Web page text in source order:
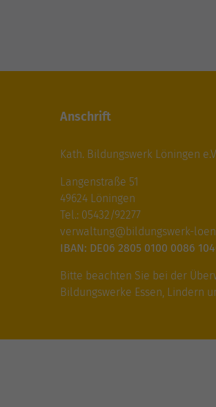
Anschrift
Kath. Bildungswerk Löningen
Langenstraße 51
49624 Löningen
Tel.: 05432/92277
verwaltung@bildungswerk-
IBAN: DE06 2805 0100 0086
Bitte beachten Sie bei der
Bildungswerke Essen, Lindern